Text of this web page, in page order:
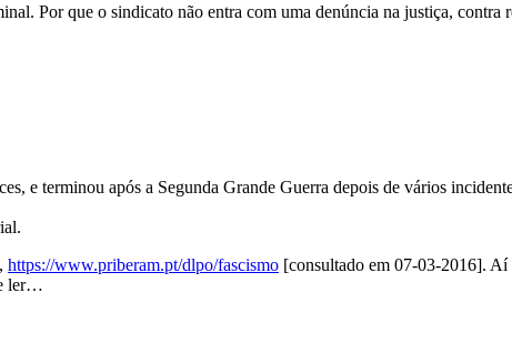
Por que o sindicato não entra com uma denúncia na justiça,
e terminou após a Segunda Grande Guerra depois de vários
https://www.priberam.pt/dlpo/fascismo [consultado em 07-03-2016]. Aí
ler…